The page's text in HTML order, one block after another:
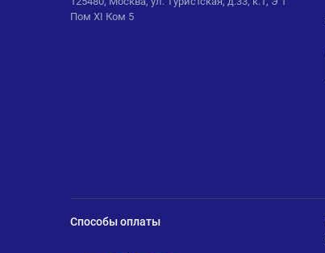
Пом XI Ком 5
Способы оплаты